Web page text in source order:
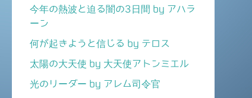
今年の熱波と迫る闇の3日間 by アハラ
ーン
何が起きようと信じる by テロス
太陽の大天使 by 大天使アトンミエル
光のリーダー by アレム司令官